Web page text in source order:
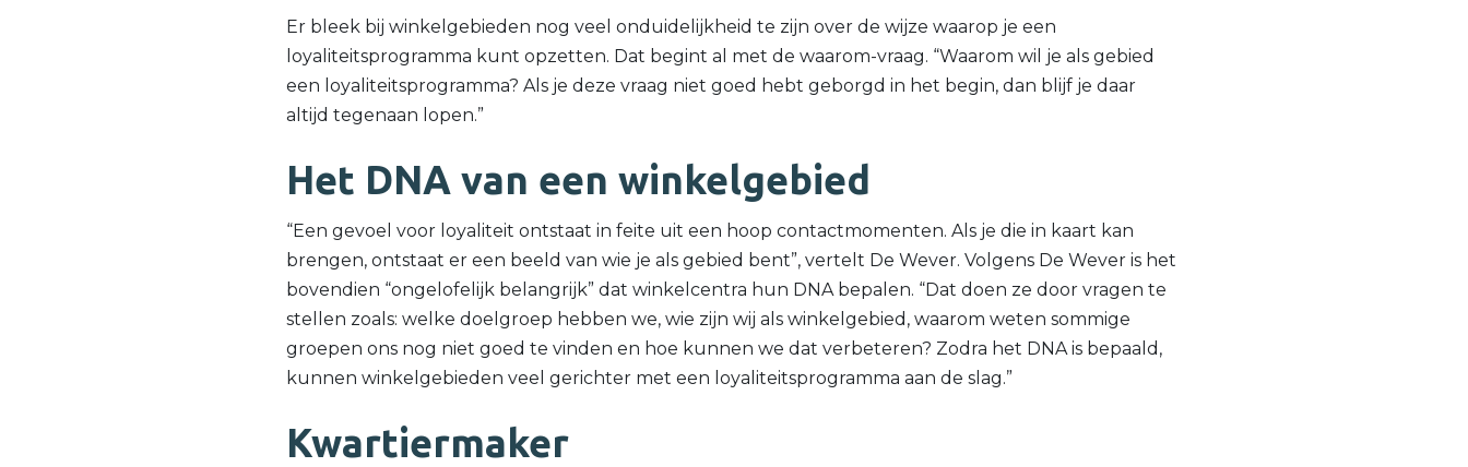
Er bleek bij winkelgebieden nog veel onduidelijkheid te zijn over de wijze waarop je een
loyaliteitsprogramma kunt opzetten. Dat begint al met de waarom-vraag. “Waarom wil je als gebied
een loyaliteitsprogramma? Als je deze vraag niet goed hebt geborgd in het begin, dan blijf je daar
altijd tegenaan lopen.”
Het DNA van een winkelgebied
“Een gevoel voor loyaliteit ontstaat in feite uit een hoop contactmomenten. Als je die in kaart kan
brengen, ontstaat er een beeld van wie je als gebied bent”, vertelt De Wever. Volgens De Wever is het
bovendien “ongelofelijk belangrijk” dat winkelcentra hun DNA bepalen. “Dat doen ze door vragen te
stellen zoals: welke doelgroep hebben we, wie zijn wij als winkelgebied, waarom weten sommige
groepen ons nog niet goed te vinden en hoe kunnen we dat verbeteren? Zodra het DNA is bepaald,
kunnen winkelgebieden veel gerichter met een loyaliteitsprogramma aan de slag.”
Kwartiermaker